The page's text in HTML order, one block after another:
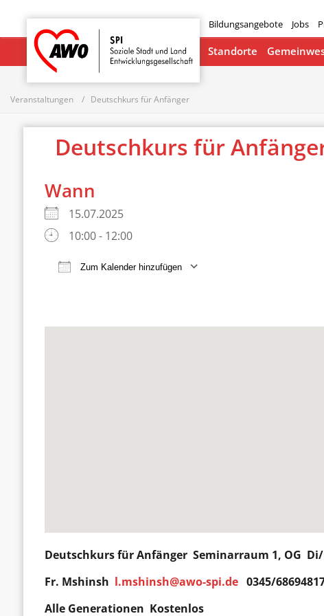
Bildungsangebote Jobs
Startseite
Standorte
Veranstaltungen Deutschkurs für Anfänger
Deutschkurs für
Wann
15.07.2025
10:00 - 12:00
Zum Kalender hinzufügen
Deutschkurs fürAnfänger Seminarraum 1, OG Di/
Fr. Mshinsh l.mshinsh@awo-spi.de 0345/
Alle Generationen Kostenlos